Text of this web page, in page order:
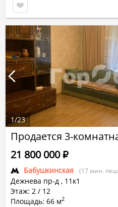
Продается 3-
Бабушкинская (17 мин.
Дежнева пр-д , 11к1
Этаж: 2 / 12
Площадь: 66 м2
21 800 000Р
1/23